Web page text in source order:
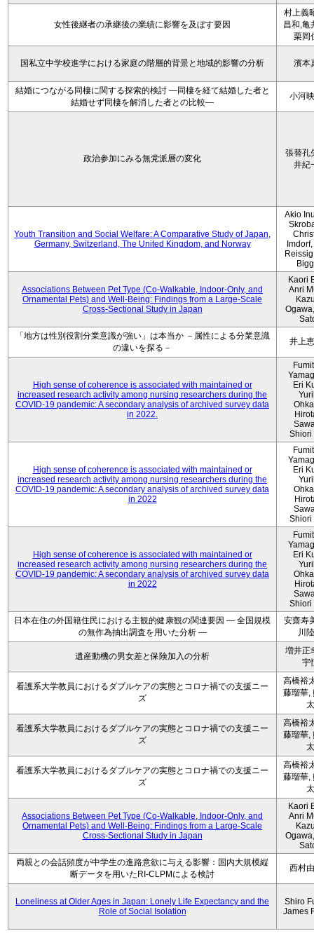
女性後継者の承継後の業績に影響を及ぼす要因
村上義
昌和,亀
栗岡
国私立中学校進学における家庭の階層的背景と地域的影響の分析 濱本
結婚につながる同棲に関する探索的検討 ―同棲を経て結婚した者と
結婚せず同棲を解消した者との比較―
小河
政治参加にみる無党派層の変化
張替孔
井紀
Youth Transition and Social Welfare: A Comparative Study of Japan,
Germany, Switzerland, The United Kingdom, and Norway
Akio
Associations Between Pet Type (Co-Walkable, Indoor-Only, and
Ornamental Pets) and Well-Being: Findings from a Large-Scale
Cross-Sectional Study in Japan
Kaori
Anri
「地方は性別役割分業意識が強い」は本当か －属性による分業意識
の違いを探る－
井上
High sense of coherence is associated with maintained or
increased research activity among nursing researchers during the
COVID-19 pandemic: A secondary analysis of archived survey data
in 2022.
Eri
Shiori
High sense of coherence is associated with maintained or
increased research activity among nursing researchers during the
COVID-19 pandemic: A secondary analysis of archived survey data
in 2022
Eri
Shiori
High sense of coherence is associated with maintained or
increased research activity among nursing researchers during the
COVID-19 pandemic: A secondary analysis of archived survey data
in 2022
Eri
Shiori
日本在住の外国籍住民における主観的健康観の関連要因 ― 全国規模
の無作為抽出調査を用いた分析 ―
安齋寿
川
遺産動機の男女差と保険加入の分析
増井正
宇
看護系大学教員におけるダブルケアの実態とコロナ禍での支援ニー
ズ
高橋裕
藤瑠華,
太
看護系大学教員におけるダブルケアの実態とコロナ禍での支援ニー
ズ
高橋裕
藤瑠華,
太
看護系大学教員におけるダブルケアの実態とコロナ禍での支援ニー
ズ
高橋裕
藤瑠華,
太
Associations Between Pet Type (Co-Walkable, Indoor-Only, and
Ornamental Pets) and Well-Being: Findings from a Large-Scale
Cross-Sectional Study in Japan
Kaori
Anri
両親との会話頻度が中学生の進路意欲に与える影響：国内大規模縦
断データを用いたRI-CLPMによる検討
西村
Loneliness at Older Ages in Japan: Lonely Life Expectancy and the
Role of Social Isolation
Shiro
James